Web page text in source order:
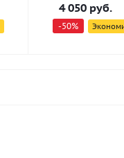
4 050 руб.
-50%